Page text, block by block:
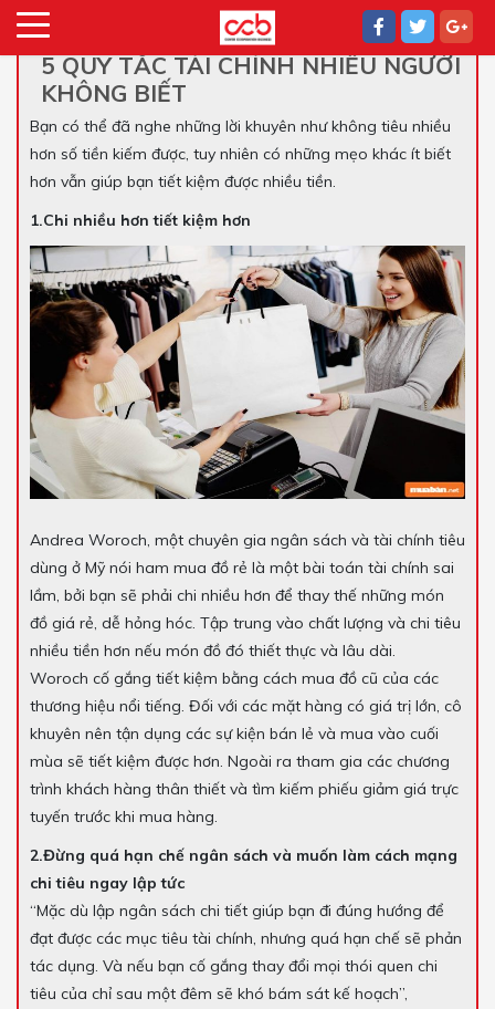
5 QUY TẮC TÀI CHÍNH NHIỀU NGƯỜI
KHÔNG BIẾT
Bạn có thể đã nghe những lời khuyên như không tiêu nhiều
hơn số tiền kiếm được, tuy nhiên có những mẹo khác ít biết
hơn vẫn giúp bạn tiết kiệm được nhiều tiền.
1.Chi nhiều hơn tiết kiệm hơn
Andrea Woroch, một chuyên gia ngân sách và tài chính tiêu
dùng ở Mỹ nói ham mua đồ rẻ là một bài toán tài chính sai
lầm, bởi bạn sẽ phải chi nhiều hơn để thay thế những món
đồ giá rẻ, dễ hỏng hóc. Tập trung vào chất lượng và chi tiêu
nhiều tiền hơn nếu món đồ đó thiết thực và lâu dài.
Woroch cố gắng tiết kiệm bằng cách mua đồ cũ của các
thương hiệu nổi tiếng. Đối với các mặt hàng có giá trị lớn, cô
khuyên nên tận dụng các sự kiện bán lẻ và mua vào cuối
mùa sẽ tiết kiệm được hơn. Ngoài ra tham gia các chương
trình khách hàng thân thiết và tìm kiếm phiếu giảm giá trực
tuyến trước khi mua hàng.
2.Đừng quá hạn chế ngân sách và muốn làm cách mạng
chi tiêu ngay lập tức
“Mặc dù lập ngân sách chi tiết giúp bạn đi đúng hướng để
đạt được các mục tiêu tài chính, nhưng quá hạn chế sẽ phản
tác dụng. Và nếu bạn cố gắng thay đổi mọi thói quen chi
tiêu của chỉ sau một đêm sẽ khó bám sát kế hoạch”,